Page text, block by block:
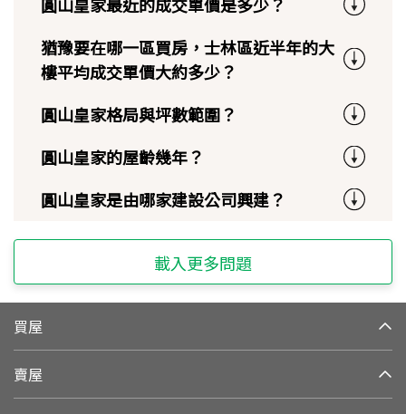
猶豫要在哪一區買房，士林區近半年的大
樓平均成交單價大約多少？
圓山皇家格局與坪數範圍？
圓山皇家的屋齡幾年？
圓山皇家是由哪家建設公司興建？
載入更多問題
買屋
賣屋